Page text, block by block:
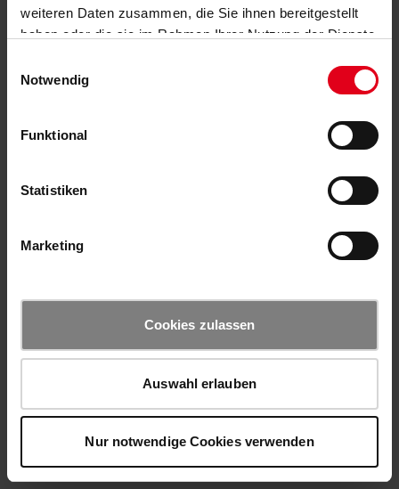
weiteren Daten zusammen, die Sie ihnen bereitgestellt
haben oder die sie im Rahmen Ihrer Nutzung der Dienste
Notwendig
Funktional
Statistiken
Marketing
Cookies zulassen
Auswahl erlauben
Nur notwendige Cookies verwenden